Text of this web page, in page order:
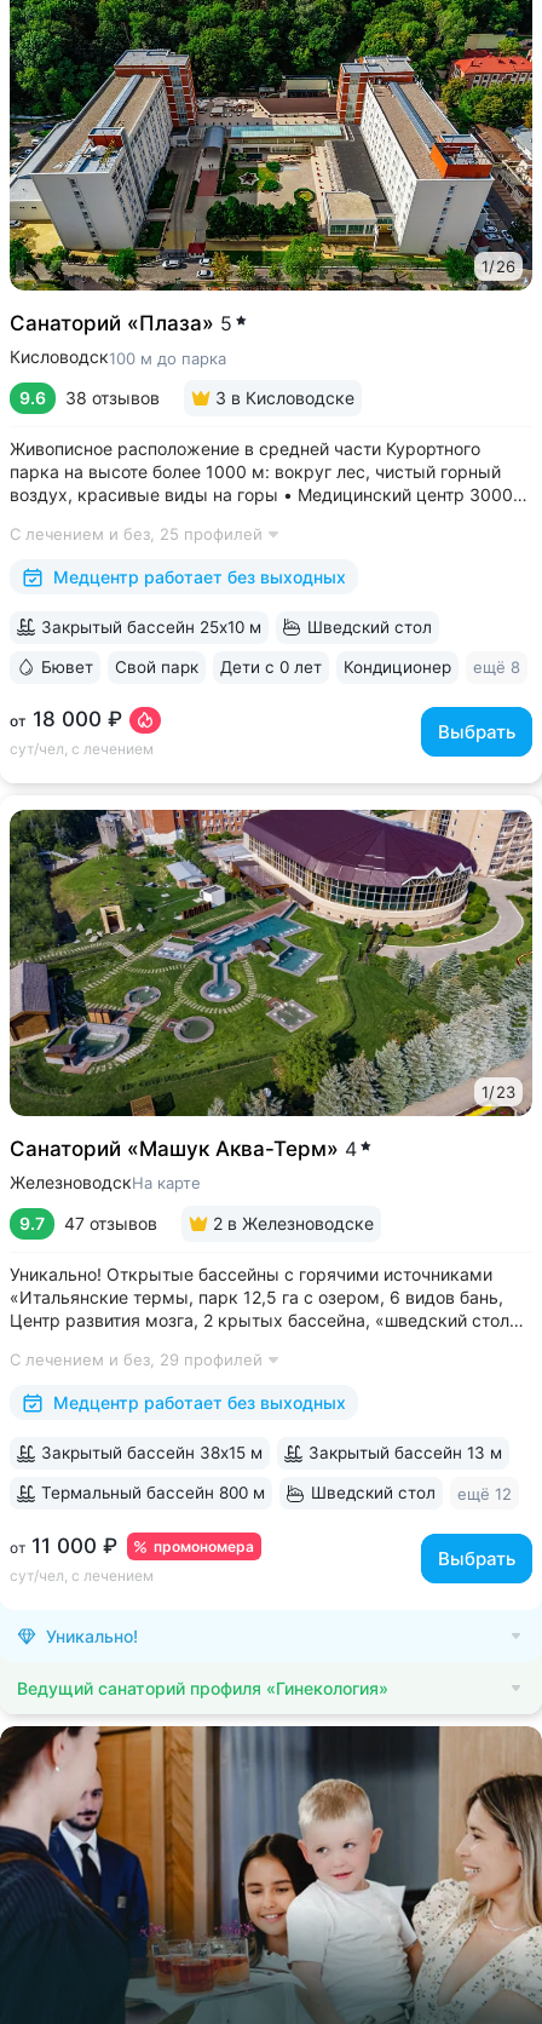
1/26
Санаторий «Плаза» 5
Кисловодск100 м до парка
9.6 38 отзывов 3 в Кисловодске
Живописное расположение в средней части Курортного
парка на высоте более 1000 м: вокруг лес, чистый горный
воздух, красивые виды на горы • Медицинский центр 3000
квалификации • Более 1000 видов диагностики и ДНК-
исследований. Есть диагностика...
С лечением и без, 25 профилей
Медцентр работает без выходных
от 18 000 ₽
сут/чел, с лечением
Выбрать
Закрытый бассейн 25x10 м Шведский стол
Бювет Свой парк Дети с 0 лет Кондиционер ещё 8
1/23
Санаторий «Машук Аква-Терм» 4
ЖелезноводскНа карте
9.7 47 отзывов 2 в Железноводске
Уникально! Открытые бассейны с горячими источниками
«Итальянские термы, парк 12,5 га с озером, 6 видов бань,
Центр развития мозга, 2 крытых бассейна, «шведский стол»
большой спа-комплекс, вода «Легенда Кавказа» •
Расположен в уединенном...
С лечением и без, 29 профилей
Медцентр работает без выходных
промономера
от 11 000 ₽
сут/чел, с лечением
Выбрать
Закрытый бассейн 38х15 м Закрытый бассейн 13 м
Термальный бассейн 800 м Шведский стол ещё 12
Уникально!
Ведущий санаторий профиля «Гинекология»